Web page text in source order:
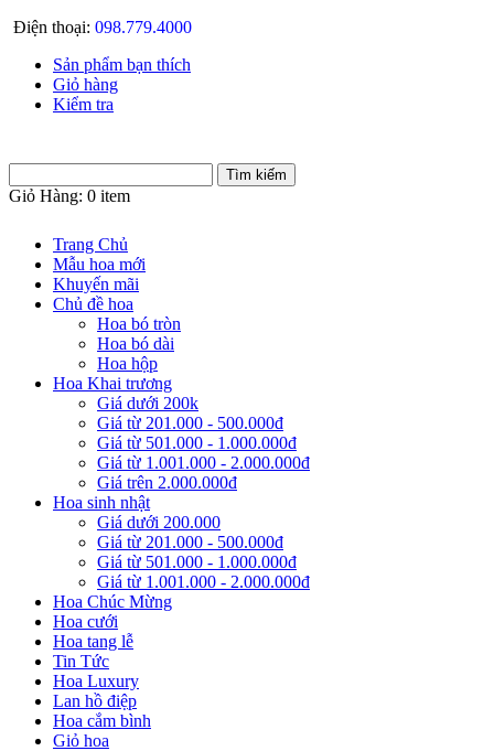
Điện thoại: 098.779.4000
Sản phẩm bạn thích
Giỏ hàng
Kiểm tra
Giỏ Hàng: 0 item
Trang Chủ
Mẫu hoa mới
Khuyến mãi
Chủ đề hoa
Hoa bó tròn
Hoa bó dài
Hoa hộp
Hoa Khai trương
Giá dưới 200k
Giá từ 201.000 - 500.000đ
Giá từ 501.000 - 1.000.000đ
Giá từ 1.001.000 - 2.000.000đ
Giá trên 2.000.000đ
Hoa sinh nhật
Giá dưới 200.000
Giá từ 201.000 - 500.000đ
Giá từ 501.000 - 1.000.000đ
Giá từ 1.001.000 - 2.000.000đ
Hoa Chúc Mừng
Hoa cưới
Hoa tang lễ
Tin Tức
Hoa Luxury
Lan hồ điệp
Hoa cắm bình
Giỏ hoa